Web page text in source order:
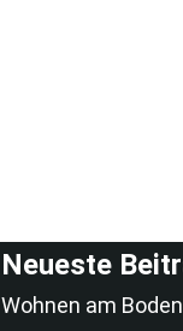
Neueste
Wohnen am